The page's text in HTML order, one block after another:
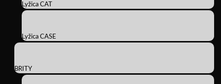
Lyžica CAT
Lyžica CASE
BRITY